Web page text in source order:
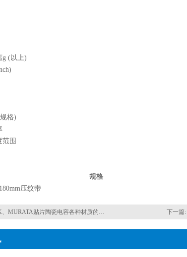
g (以上)
格)
围
规格
压纹带
MURATA贴片陶瓷电容各种材质的区别 下一篇: